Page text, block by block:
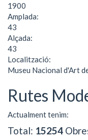
1900
Amplada:
43
Alçada:
43
Localització:
Museu Nacional d'Art
Rutes
Actualment tenim:
Total: 15254